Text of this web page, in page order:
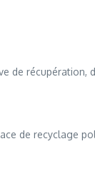
de récupération,
de recyclage